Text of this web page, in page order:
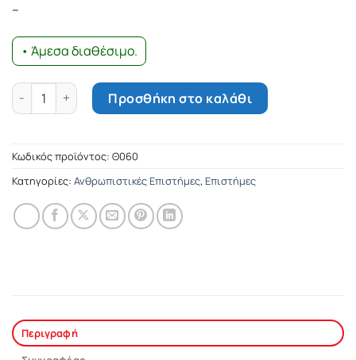
–
• Άμεσα διαθέσιμο.
Η ιστορία των Μουφτειών της Δυτικής Θράκης ποσότητα
Προσθήκη στο καλάθι
Κωδικός προϊόντος: Θ060
Κατηγορίες: Ανθρωπιστικές Επιστήμες, Επιστήμες
Περιγραφή